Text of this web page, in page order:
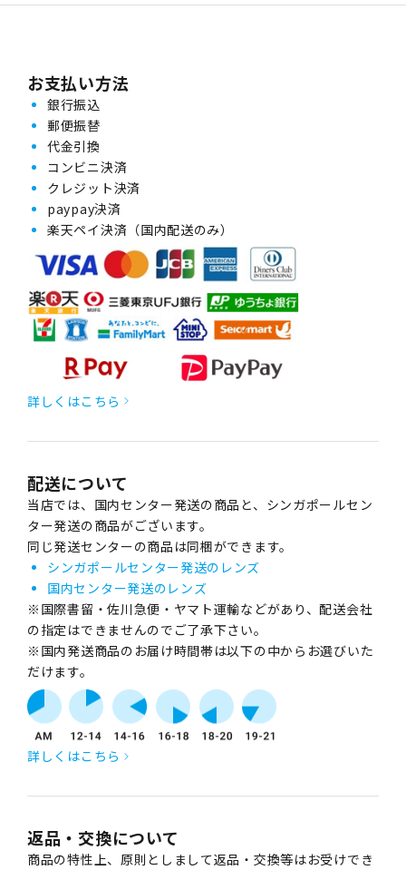
お支払い方法
銀行振込
郵便振替
代金引換
コンビニ決済
クレジット決済
paypay決済
楽天ペイ決済（国内配送のみ）
詳しくはこちら
配送について
当店では、国内センター発送の商品と、シンガポールセン
ター発送の商品がございます。
同じ発送センターの商品は同梱ができます。
シンガポールセンター発送のレンズ
国内センター発送のレンズ
※国際書留・佐川急便・ヤマト運輸などがあり、配送会社
の指定はできませんのでご了承下さい。
※国内発送商品のお届け時間帯は以下の中からお選びいた
だけます。
詳しくはこちら
返品・交換について
商品の特性上、原則としまして返品・交換等はお受けでき